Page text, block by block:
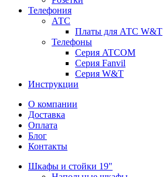
Телефония
АТС
Платы для АТС W&T
Телефоны
Серия ATCOM
Серия Fanvil
Серия W&T
Инструкции
О компании
Доставка
Оплата
Блог
Контакты
Шкафы и стойки 19"